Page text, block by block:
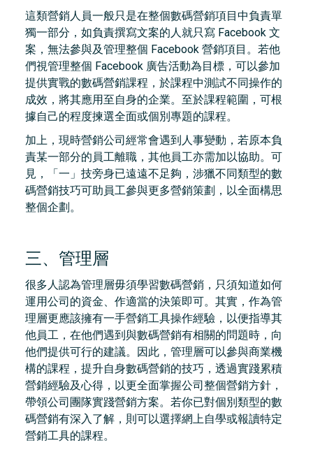
這類營銷人員一般只是在整個數碼營銷項目中負責單
獨一部分，如負責撰寫文案的人就只寫 Facebook 文
案，無法參與及管理整個 Facebook 營銷項目。若他
們視管理整個 Facebook 廣告活動為目標，可以參加
提供實戰的數碼營銷課程，於課程中測試不同操作的
成效，將其應用至自身的企業。至於課程範圍，可根
據自己的程度揀選全面或個別專題的課程。
加上，現時營銷公司經常會遇到人事變動，若原本負
責某一部分的員工離職，其他員工亦需加以協助。可
見，「一」技旁身已遠遠不足夠，涉獵不同類型的數
碼營銷技巧可助員工參與更多營銷策劃，以全面構思
整個企劃。
三、管理層
很多人認為管理層毋須學習數碼營銷，只須知道如何
運用公司的資金、作適當的決策即可。其實，作為管
理層更應該擁有一手營銷工具操作經驗，以便指導其
他員工，在他們遇到與數碼營銷有相關的問題時，向
他們提供可行的建議。因此，管理層可以參與商業機
構的課程，提升自身數碼營銷的技巧，透過實踐累積
營銷經驗及心得，以更全面掌握公司整個營銷方針，
帶領公司團隊實踐營銷方案。若你已對個別類型的數
碼營銷有深入了解，則可以選擇網上自學或報讀特定
營銷工具的課程。